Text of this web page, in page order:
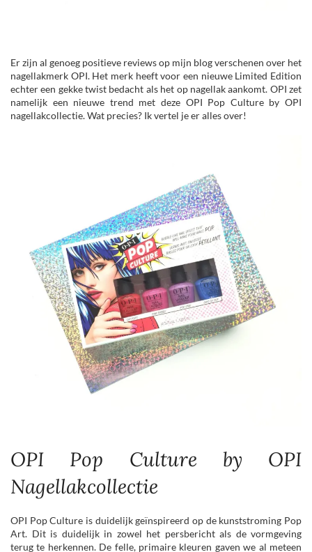
Er zijn al genoeg positieve reviews op mijn blog verschenen over het
nagellakmerk OPI. Het merk heeft voor een nieuwe Limited Edition
echter een gekke twist bedacht als het op nagellak aankomt. OPI zet
namelijk een nieuwe trend met deze OPI Pop Culture by OPI
nagellakcollectie. Wat precies? Ik vertel je er alles over!
OPI Pop Culture by OPI
Nagellakcollectie
OPI Pop Culture is duidelijk geïnspireerd op de kunststroming Pop
Art. Dit is duidelijk in zowel het persbericht als de vormgeving
terug te herkennen. De felle, primaire kleuren gaven we al meteen